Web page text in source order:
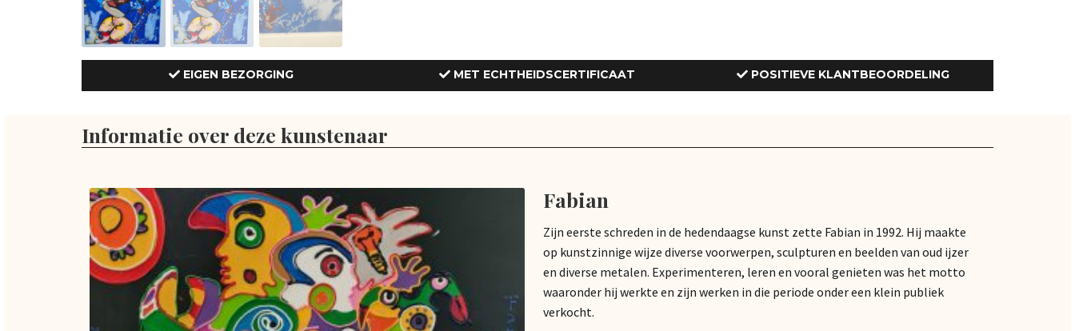
EIGEN BEZORGING MET ECHTHEIDSCERTIFICAAT POSITIEVE KLANTBEOORDELING
Informatie over deze kunstenaar
Fabian
Zijn eerste schreden in de hedendaagse kunst zette Fabian in 1992. Hij maakte
op kunstzinnige wijze diverse voorwerpen, sculpturen en beelden van oud ijzer
en diverse metalen. Experimenteren, leren en vooral genieten was het motto
waaronder hij werkte en zijn werken in die periode onder een klein publiek
verkocht.